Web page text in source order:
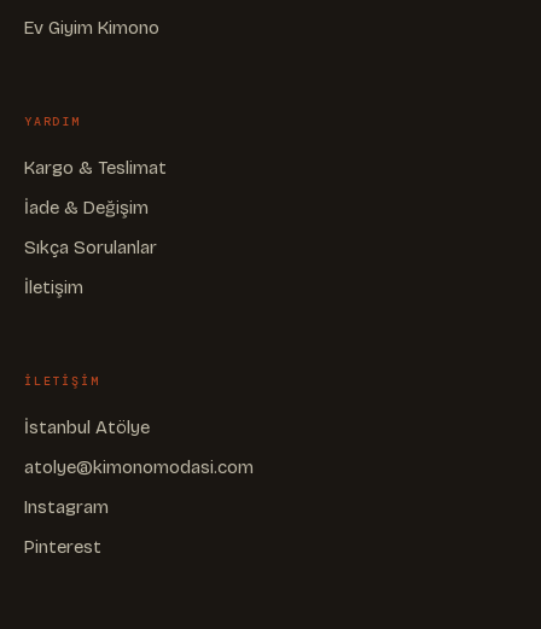
Ev Giyim Kimono
YARDIM
Kargo & Teslimat
İade & Değişim
Sıkça Sorulanlar
İletişim
ILETIŞIM
İstanbul Atölye
atolye@kimonomodasi.com
Instagram
Pinterest